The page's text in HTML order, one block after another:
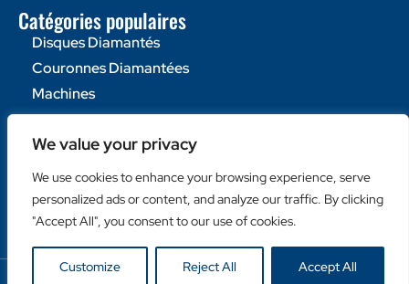
We value your privacy
We use cookies to enhance your browsing experience, serve
personalized ads or content, and analyze our traffic. By clicking
"Accept All", you consent to our use of cookies.
Customize Reject All Accept All
Catégories populaires
Disques Diamantés
Couronnes Diamantées
Machines
Liens utiles
Login Client
Retailer Login
Privacy Policy